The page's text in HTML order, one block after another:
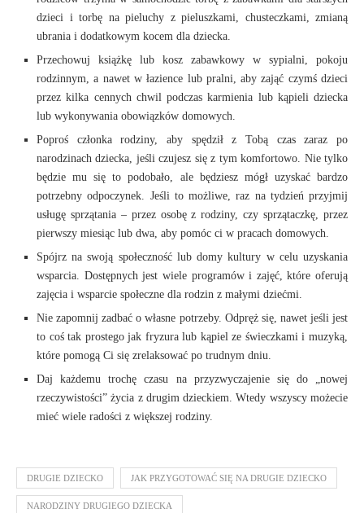
dzieci i torbę na pieluchy z pieluszkami, chusteczkami, zmianą
ubrania i dodatkowym kocem dla dziecka.
Przechowuj książkę lub kosz zabawkowy w sypialni, pokoju
rodzinnym, a nawet w łazience lub pralni, aby zająć czymś dzieci
przez kilka cennych chwil podczas karmienia lub kąpieli dziecka
lub wykonywania obowiązków domowych.
Poproś członka rodziny, aby spędził z Tobą czas zaraz po
narodzinach dziecka, jeśli czujesz się z tym komfortowo. Nie tylko
będzie mu się to podobało, ale będziesz mógł uzyskać bardzo
potrzebny odpoczynek. Jeśli to możliwe, raz na tydzień przyjmij
usługę sprzątania – przez osobę z rodziny, czy sprzątaczkę, przez
pierwszy miesiąc lub dwa, aby pomóc ci w pracach domowych.
Spójrz na swoją społeczność lub domy kultury w celu uzyskania
wsparcia. Dostępnych jest wiele programów i zajęć, które oferują
zajęcia i wsparcie społeczne dla rodzin z małymi dziećmi.
Nie zapomnij zadbać o własne potrzeby. Odpręż się, nawet jeśli jest
to coś tak prostego jak fryzura lub kąpiel ze świeczkami i muzyką,
które pomogą Ci się zrelaksować po trudnym dniu.
Daj każdemu trochę czasu na przyzwyczajenie się do „nowej
rzeczywistości” życia z drugim dzieckiem. Wtedy wszyscy możecie
mieć wiele radości z większej rodziny.
DRUGIE DZIECKO JAK PRZYGOTOWAĆ SIĘ NA DRUGIE DZIECKO
NARODZINY DRUGIEGO DZIECKA